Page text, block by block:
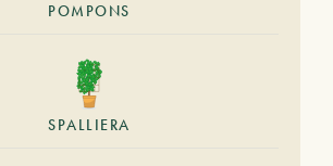
POMPONS
SPALLIERA